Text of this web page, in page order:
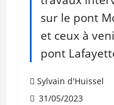
sur le pont
et ceux à
pont
Sylvain d'Huissel
31/05/2023